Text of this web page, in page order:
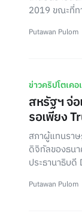
2019 ขณะที่ท
Putawan Pulom
ข่าวคริปโตเคอ
สหรัฐฯ จ่
รอเพียง
สภาผู้แทนรา
ดิจิทัลของธน
ประธานาธิบดี
Putawan Pulom